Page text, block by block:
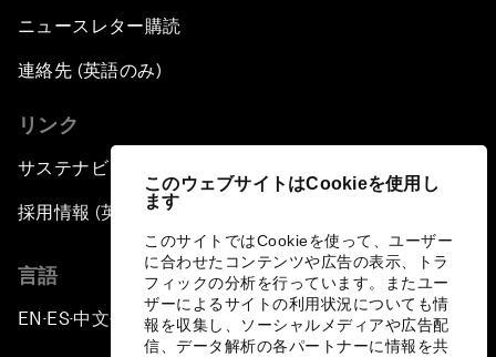
このウェブサイトはCookieを使用し
ます
このサイトではCookieを使って、ユーザー
に合わせたコンテンツや広告の表示、トラ
フィックの分析を行っています。またユー
ザーによるサイトの利用状況についても情
報を収集し、ソーシャルメディアや広告配
信、データ解析の各パートナーに情報を共
ニュースレター購読
連絡先 (英語のみ)
リンク
サステナビリティへの取り組み
採用情報 (英語のみ)
言語
EN ▪ ES▪中文▪ 日本語